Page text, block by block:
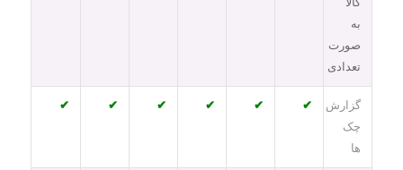
به
صورت
تعدادی
گزارش
چک
ها
✔
✔
✔
✔
✔
✔